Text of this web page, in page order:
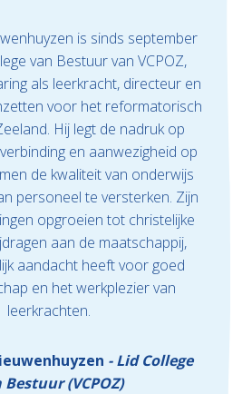
is sinds september
van Bestuur van VCPOZ,
als leerkracht, directeur en
voor het reformatorisch
Hij legt de nadruk op
en aanwezigheid op
de kwaliteit van onderwijs
personeel te versterken. Zijn
opgroeien tot christelijke
aan de maatschappij,
aandacht heeft voor goed
en het werkplezier van
leerkrachten.
Lid College
Bestuur (VCPOZ)